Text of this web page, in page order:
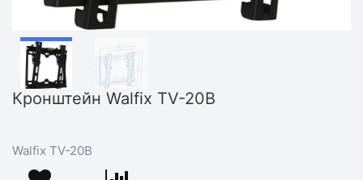
Кронштейн Walfix TV-20B
Walfix TV-20B